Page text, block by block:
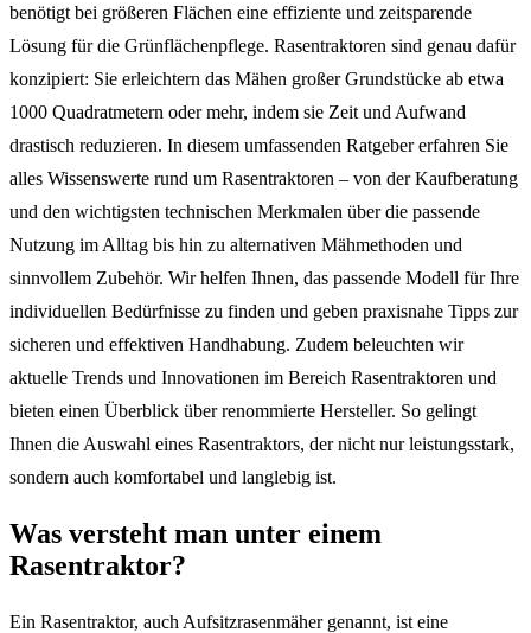
benötigt bei größeren Flächen eine effiziente und zeitsparende
Lösung für die Grünflächenpflege. Rasentraktoren sind genau dafür
konzipiert: Sie erleichtern das Mähen großer Grundstücke ab etwa
1000 Quadratmetern oder mehr, indem sie Zeit und Aufwand
drastisch reduzieren. In diesem umfassenden Ratgeber erfahren Sie
alles Wissenswerte rund um Rasentraktoren – von der Kaufberatung
und den wichtigsten technischen Merkmalen über die passende
Nutzung im Alltag bis hin zu alternativen Mähmethoden und
sinnvollem Zubehör. Wir helfen Ihnen, das passende Modell für Ihre
individuellen Bedürfnisse zu finden und geben praxisnahe Tipps zur
sicheren und effektiven Handhabung. Zudem beleuchten wir
aktuelle Trends und Innovationen im Bereich Rasentraktoren und
bieten einen Überblick über renommierte Hersteller. So gelingt
Ihnen die Auswahl eines Rasentraktors, der nicht nur leistungsstark,
sondern auch komfortabel und langlebig ist.
Was versteht man unter einem
Rasentraktor?
Ein Rasentraktor, auch Aufsitzrasenmäher genannt, ist eine